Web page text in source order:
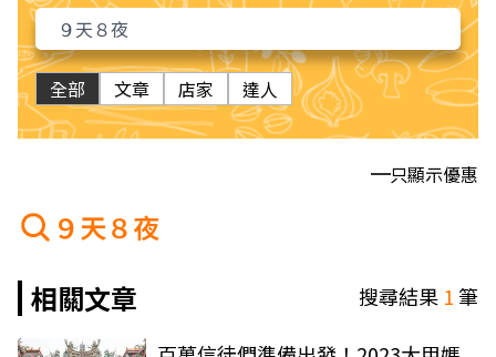
全部 文章 店家 達人
只顯示優惠
９天８夜
相關文章
搜尋結果 1筆